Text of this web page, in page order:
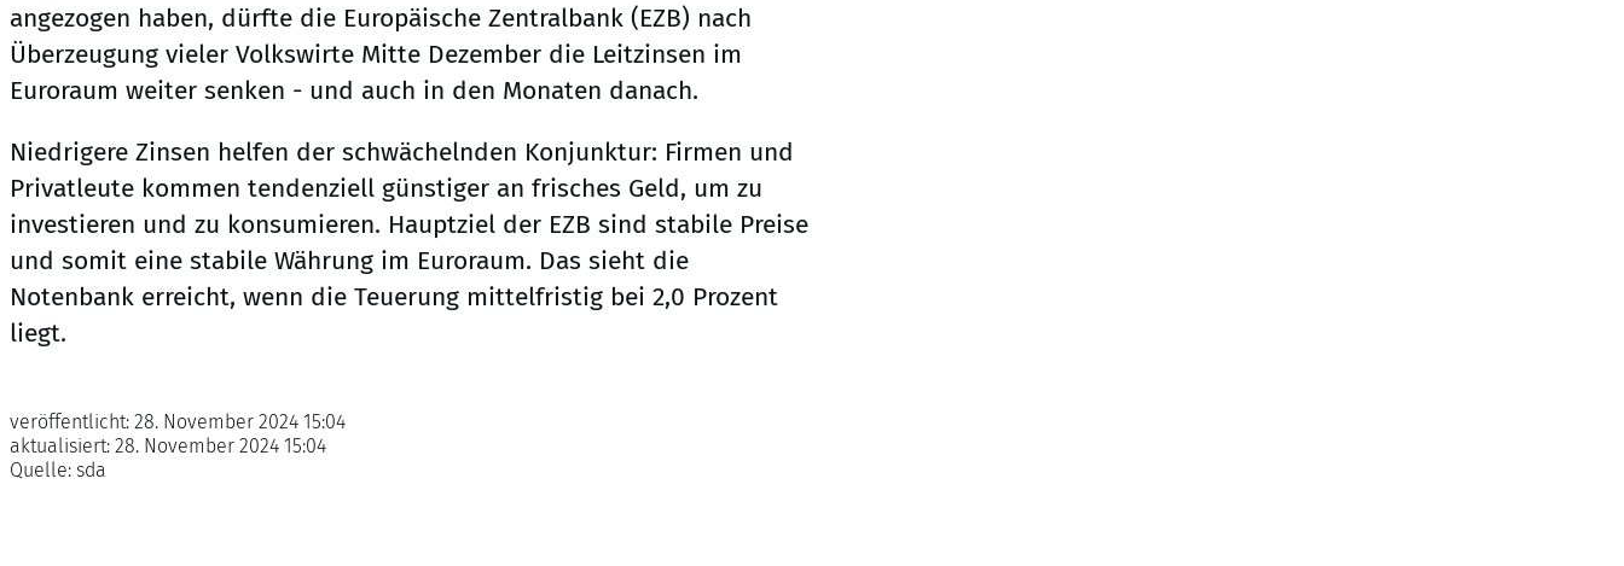
angezogen haben, dürfte die Europäische Zentralbank (EZB) nach
Überzeugung vieler Volkswirte Mitte Dezember die Leitzinsen im
Euroraum weiter senken - und auch in den Monaten danach.
Niedrigere Zinsen helfen der schwächelnden Konjunktur: Firmen und
Privatleute kommen tendenziell günstiger an frisches Geld, um zu
investieren und zu konsumieren. Hauptziel der EZB sind stabile Preise
und somit eine stabile Währung im Euroraum. Das sieht die
Notenbank erreicht, wenn die Teuerung mittelfristig bei 2,0 Prozent
liegt.
Quelle: sda
veröffentlicht: 28. November 2024 15:04
aktualisiert: 28. November 2024 15:04